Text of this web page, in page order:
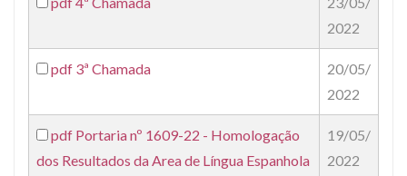
2022
pdf 3ª Chamada
20/05/
2022
pdf Portaria nº 1609-22 - Homologação
dos Resultados da Area de Língua Espanhola
19/05/
2022